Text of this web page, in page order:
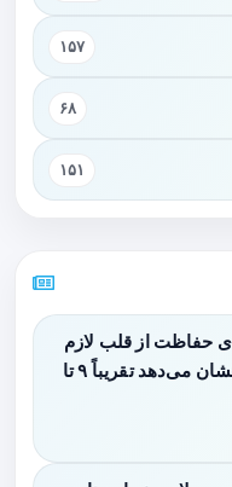
۱۵۷
۶۸
۱۵۱
حفاظت از قلب لازم
است؟ بررسی جدید نشان می‌دهد تقریباً ۹ تا